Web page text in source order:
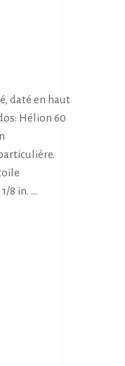
daté en haut
Hélion 60
8 in.